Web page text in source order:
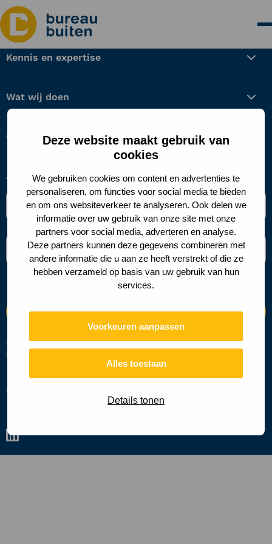
Deze website maakt gebruik van
cookies
We gebruiken cookies om content en advertenties te
personaliseren, om functies voor social media te bieden
en om ons websiteverkeer te analyseren. Ook delen we
informatie over uw gebruik van onze site met onze
partners voor social media, adverteren en analyse.
Deze partners kunnen deze gegevens combineren met
andere informatie die u aan ze heeft verstrekt of die ze
hebben verzameld op basis van uw gebruik van hun
services.
Voorkeuren aanpassen
Alles toestaan
Details tonen
Kennis en expertise
Wat wij doen
Over ons
Aanmelden nieuwsbrief
Naam
E-
mailadres
Deze site wordt beschermd door reCAPTCHA en de GooglePrivacy
Beleid
Cookies
Ga
naar